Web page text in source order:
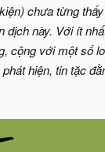
chưa từng
dịch này. Với ít
cộng với một số
hiện, tin tặc